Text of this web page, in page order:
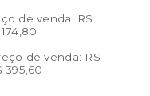
de venda: R$
de venda: R$
395,60